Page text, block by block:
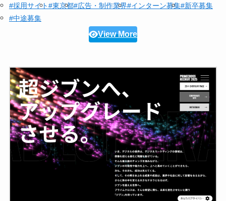
#採用サイト#東京都#広告・制作業界#インターン募集#新卒募集
#中途募集
View More